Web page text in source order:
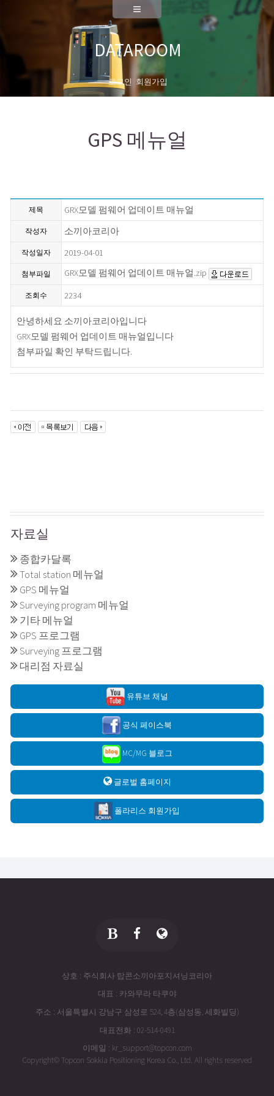
DATAROOM
로그인 회원가입
GPS 메뉴얼
제목 GRX모델 펌웨어 업데이트 매뉴얼
작성자 소끼아코리아
작성일자 2019-04-01
첨부파일 GRX모델 펌웨어 업데이트 매뉴얼.zip
조회수 2234
안녕하세요 소끼아코리아입니다
GRX모델 펌웨어 업데이트 매뉴얼입니다
첨부파일 확인 부탁드립니다.
자료실
종합카달록
Total station 메뉴얼
GPS 메뉴얼
Surveying program 메뉴얼
기타 메뉴얼
GPS 프로그램
Surveying 프로그램
대리점 자료실
유튜브 채널
공식 페이스북
MC/MG 블로그
글로벌 홈페이지
폴라리스 회원가입
상호 : 주식회사 탑콘소끼아포지셔닝코리아
대표 : 카와무라 타쿠야
주소 : 서울특별시 강남구 삼성로 524, 4층(삼성동, 세화빌딩)
대표전화 : 02-514-0491
이메일 : kr_support@topcon.com
Copyright© Topcon Sokkia Positioning Korea Co., Ltd. All rights reserved
측량기기 성능검사
대리점안내
오시는길